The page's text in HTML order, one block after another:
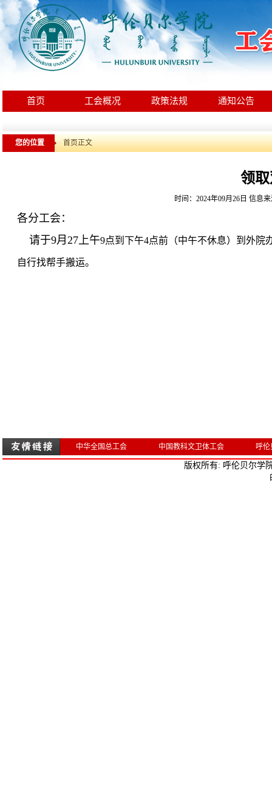
首页 工会概况 政策法规 通知公告
您的位置 首页正文
领
时间：2024年09月26日 信息
各分工会：
请于9月27上午9点到下午4点前（中午不休息）到外院
自行找帮手搬运。
中华全国总工会 中国教科文卫体工会 呼伦
版权所有: 呼伦贝尔学